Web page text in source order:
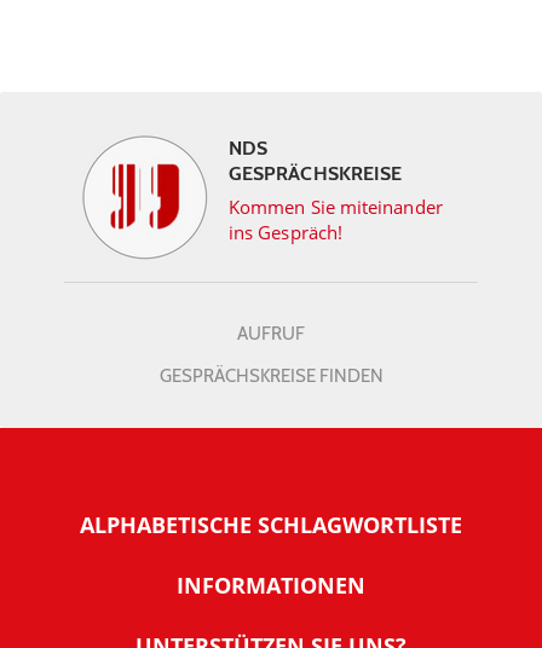
NDS
GESPRÄCHSKREISE
Kommen Sie miteinander
ins Gespräch!
AUFRUF
GESPRÄCHSKREISE FINDEN
ALPHABETISCHE SCHLAGWORTLISTE
INFORMATIONEN
Warum NachDenkSeiten